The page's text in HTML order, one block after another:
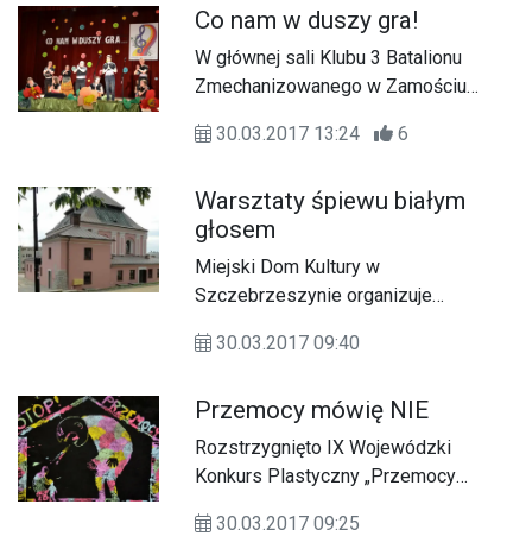
nie jest obojętne piękno naszej
rodzimej przyrody.
Co nam w duszy gra!
W głównej sali Klubu 3 Batalionu
Zmechanizowanego w Zamościu
specjalnych z rejonu zamojskiego
IV Regionalnych Prezentacjach
Artystycznych Osób
Niepełnosprawnych „ Co nam w duszy
gra…”.
30.03.2017 13:24 6
Warsztaty śpiewu białym
głosem
Miejski Dom Kultury w
Szczebrzeszynie organizuje
głosem.
30.03.2017 09:40
Przemocy mówię NIE
Rozstrzygnięto IX Wojewódzki
Konkurs Plastyczny „Przemocy
30.03.2017 09:25